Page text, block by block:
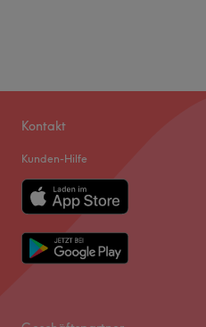
Kontakt
Kunden-Hilfe